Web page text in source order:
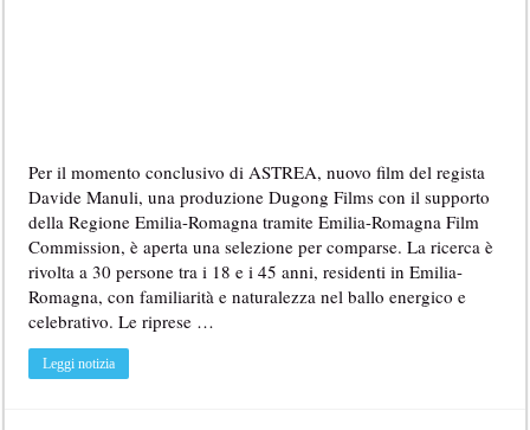
Per il momento conclusivo di ASTREA, nuovo film del regista
Davide Manuli, una produzione Dugong Films con il supporto
della Regione Emilia-Romagna tramite Emilia-Romagna Film
Commission, è aperta una selezione per comparse. La ricerca è
rivolta a 30 persone tra i 18 e i 45 anni, residenti in Emilia-
Romagna, con familiarità e naturalezza nel ballo energico e
celebrativo. Le riprese …
Leggi notizia